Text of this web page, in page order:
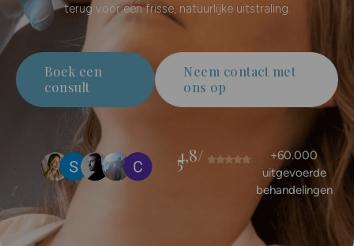
terug voor een frisse, natuurlijke uitstraling.
Boek een
consult
Neem contact met
ons op
4,8/
5
+60.000
uitgevoerde
behandelingen